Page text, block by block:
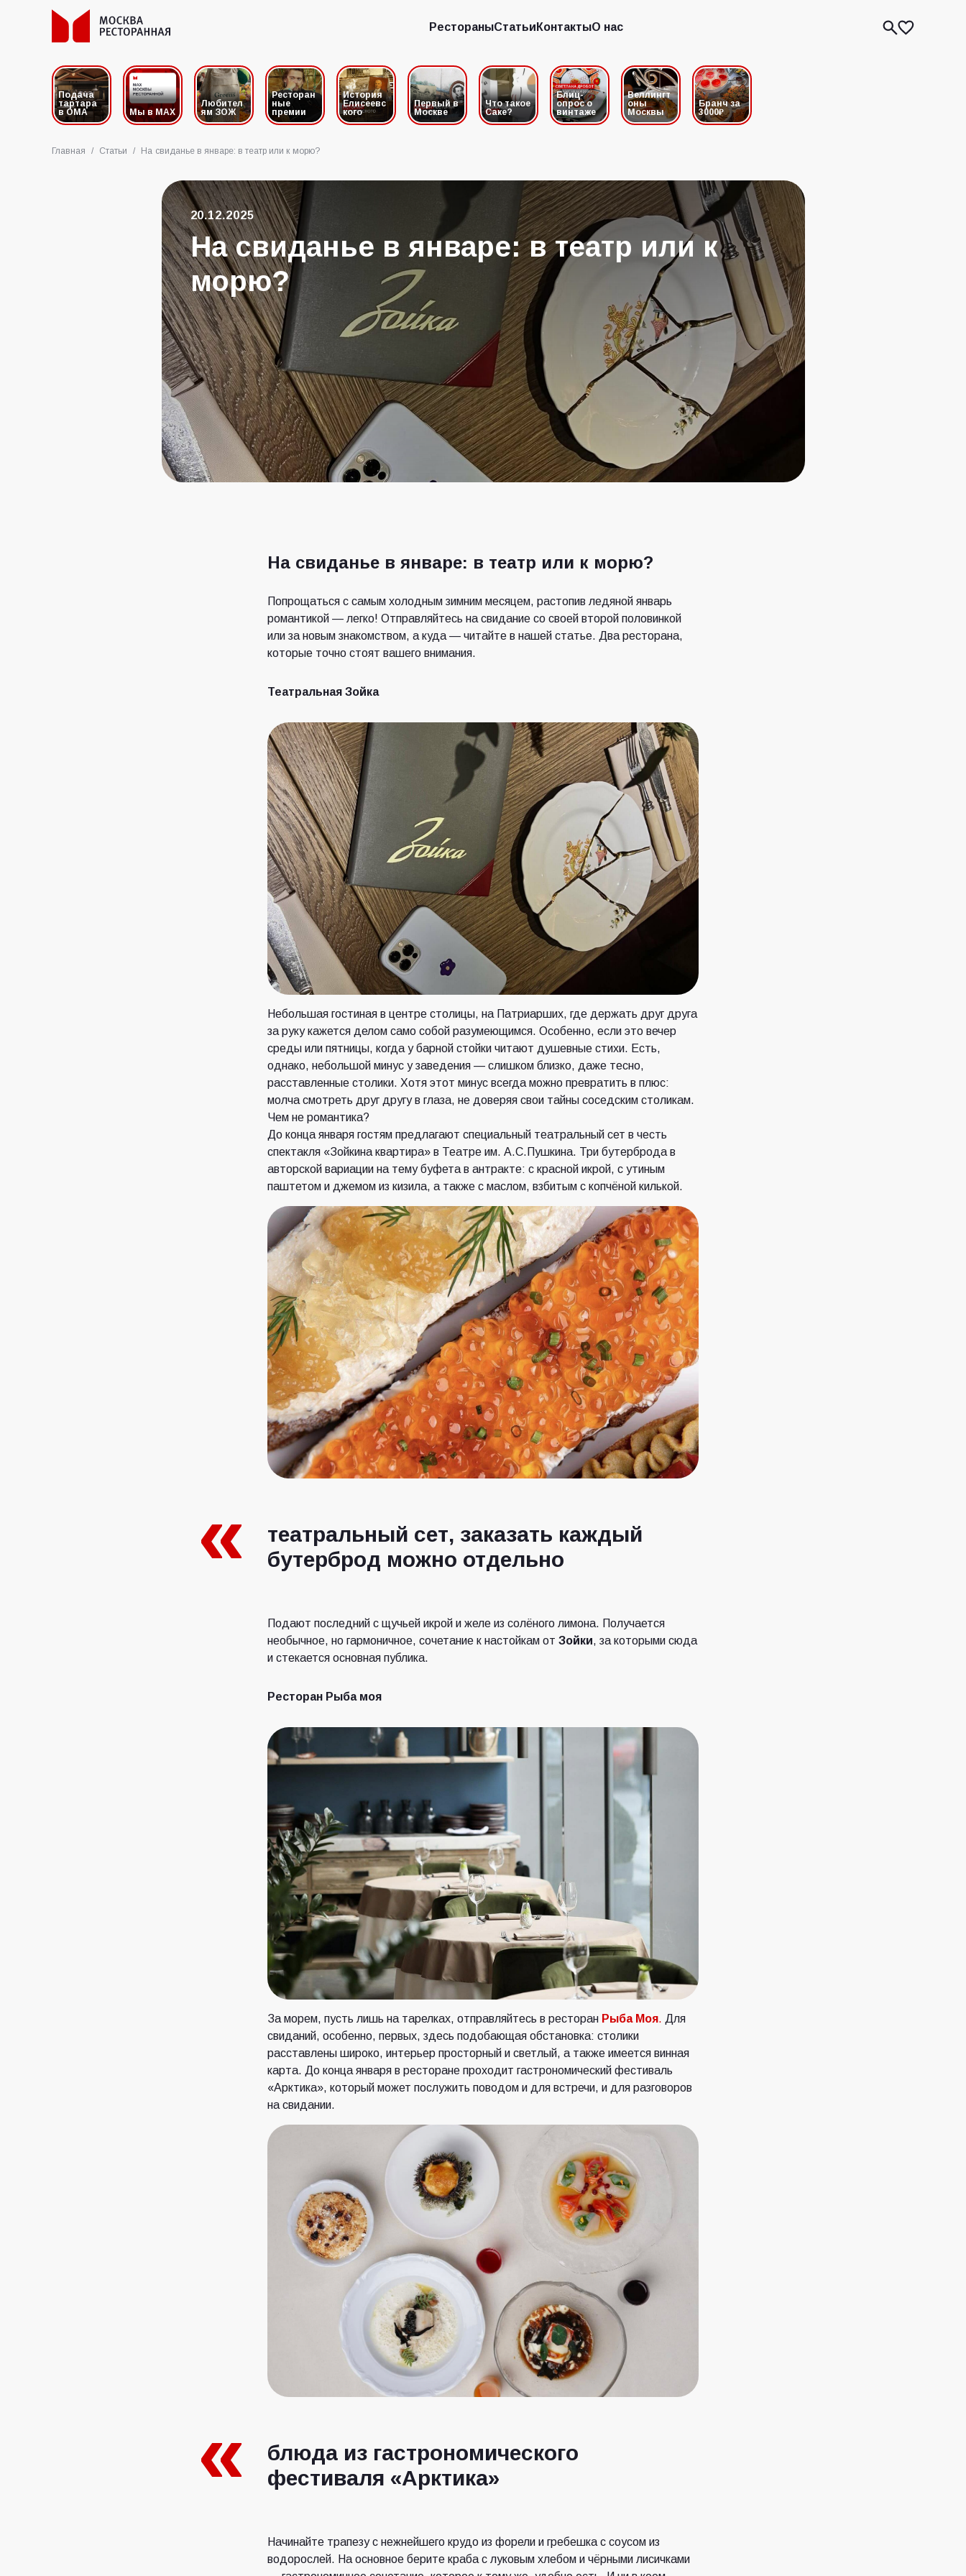
РестораныСтатьи КонтактыО нас
РестораныСтатьиКонтактыО нас
Подача
тартара
в ОМА
Мы в MAX
Любител
ям ЗОЖ
Ресторан
ные
премии
История
Елисеевс
кого
Первый в
Москве
Что такое
Саке?
Блиц-
опрос о
винтаже
Веллингт
оны
Москвы
Бранч за
3000₽
Главная / Статьи / На свиданье в январе: в театр или к морю?
20.12.2025
На свиданье в январе: в театр или к
морю?
На свиданье в январе: в театр или к морю?
Попрощаться с самым холодным зимним месяцем, растопив ледяной январь
романтикой — легко! Отправляйтесь на свидание со своей второй половинкой
или за новым знакомством, а куда — читайте в нашей статье. Два ресторана,
которые точно стоят вашего внимания.
Театральная Зойка
Небольшая гостиная в центре столицы, на Патриарших, где держать друг друга
за руку кажется делом само собой разумеющимся. Особенно, если это вечер
среды или пятницы, когда у барной стойки читают душевные стихи. Есть,
однако, небольшой минус у заведения — слишком близко, даже тесно,
расставленные столики. Хотя этот минус всегда можно превратить в плюс:
молча смотреть друг другу в глаза, не доверяя свои тайны соседским столикам.
Чем не романтика?
До конца января гостям предлагают специальный театральный сет в честь
спектакля «Зойкина квартира» в Театре им. А.C.Пушкина. Три бутерброда в
авторской вариации на тему буфета в антракте: с красной икрой, с утиным
паштетом и джемом из кизила, а также с маслом, взбитым с копчёной килькой.
театральный сет, заказать каждый
бутерброд можно отдельно
Подают последний с щучьей икрой и желе из солёного лимона. Получается
необычное, но гармоничное, сочетание к настойкам от Зойки, за которыми сюда
и стекается основная публика.
Ресторан Рыба моя
За морем, пусть лишь на тарелках, отправляйтесь в ресторан Рыба Моя. Для
свиданий, особенно, первых, здесь подобающая обстановка: столики
расставлены широко, интерьер просторный и светлый, а также имеется винная
карта. До конца января в ресторане проходит гастрономический фестиваль
«Арктика», который может послужить поводом и для встречи, и для разговоров
на свидании.
блюда из гастрономического
фестиваля «Арктика»
Начинайте трапезу с нежнейшего крудо из форели и гребешка с соусом из
водорослей. На основное берите краба с луковым хлебом и чёрными лисичками